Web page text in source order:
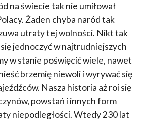
na świecie tak nie umiłował
Żaden chyba naród tak
utraty tej wolności. Nikt tak
jednoczyć w najtrudniejszych
w stanie poświęcić wiele, nawet
brzemię niewoli i wyrywać się
Nasza historia aż roi się
powstań i innych form
niepodległości. Wtedy 230 lat